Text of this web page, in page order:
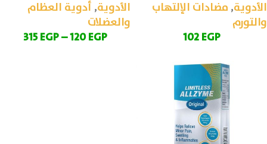
الأدوية, مضادات الإلتهاب
والتورم
102EGP
الأدوية, أدوية العظام
والعضلات
120EGP
–
315EGP